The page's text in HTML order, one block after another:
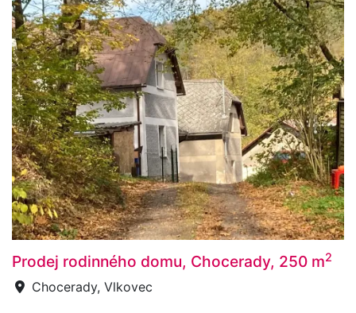
Prodej rodinného domu, Chocerady, 250 m2
Chocerady, Vlkovec